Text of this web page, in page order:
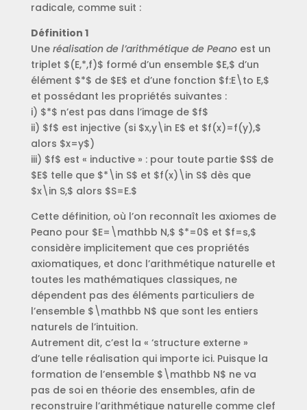
radicale, comme suit :
Définition 1
Une réalisation de l’arithmétique de Peanoest un
triplet $(E,*,f)$ formé d’un ensemble $E,$ d’un
élément $*$ de $E$ et d’une fonction $f:E\to E,$
et possédant les propriétés suivantes :
i) $*$ n’est pas dans l’image de $f$
ii) $f$ est injective (si $x,y\in E$ et $f(x)=f(y),$
alors $x=y$)
iii) $f$ est « inductive » : pour toute partie $S$ de
$E$ telle que $*\in S$ et $f(x)\in S$ dès que
$x\in S,$ alors $S=E.$
Cette définition, où l’on reconnaît les axiomes de
Peano pour $E=\mathbb N,$ $*=0$ et $f=s,$
considère implicitement que ces propriétés
axiomatiques, et donc l’arithmétique naturelle et
toutes les mathématiques classiques, ne
dépendent pas des éléments particuliers de
l’ensemble $\mathbb N$ que sont les entiers
naturels de l’intuition.
Autrement dit, c’est la « ‘structure externe »
d’une telle réalisation qui importe ici. Puisque la
formation de l’ensemble $\mathbb N$ ne va
pas de soi en théorie des ensembles, afin de
reconstruire l’arithmétique naturelle comme clef